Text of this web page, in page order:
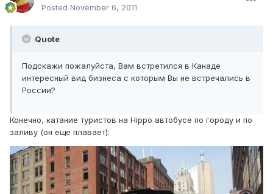
Posted November 6, 2011
Quote
Подскажи пожалуйста, Вам встретился в Канаде
интересный вид бизнеса с которым Вы не встречались в
России?
Конечно, катание туристов на Hippo автобусе по городу и по
заливу (он еще плавает):